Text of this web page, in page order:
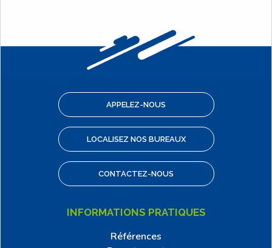
APPELEZ-NOUS
LOCALISEZ NOS BUREAUX
CONTACTEZ-NOUS
INFORMATIONS PRATIQUES
Références